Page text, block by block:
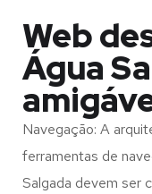
Web
Água
Navegação: A
ferramentas de
Salgada devem ser